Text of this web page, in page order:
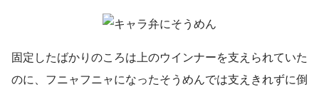
固定したばかりのころは上のウインナーを支えられていた
のに、フニャフニャになったそうめんでは支えきれずに倒